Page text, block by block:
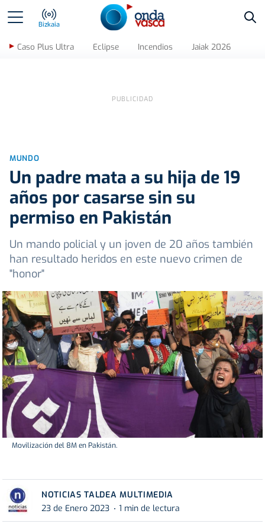
Bizkaia
Caso Plus Ultra Eclipse Incendios Jaiak 2026
MUNDO
Un padre mata a su hija de 19
años por casarse sin su
permiso en Pakistán
Un mando policial y un joven de 20 años también
han resultado heridos en este nuevo crimen de
"honor"
Movilización del 8M en Pakistán.
NOTICIAS TALDEA MULTIMEDIA
23 de Enero 2023
1 min de lectura